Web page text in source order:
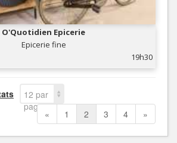
O'Quotidien Epicerie
Epicerie fine
19h30
12 par
page
« 1 2 3 4 »